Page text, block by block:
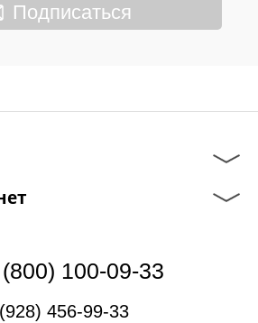
Подписаться
100-09-33
456-99-33